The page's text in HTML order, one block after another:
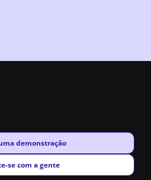
demonstração
se com a gente